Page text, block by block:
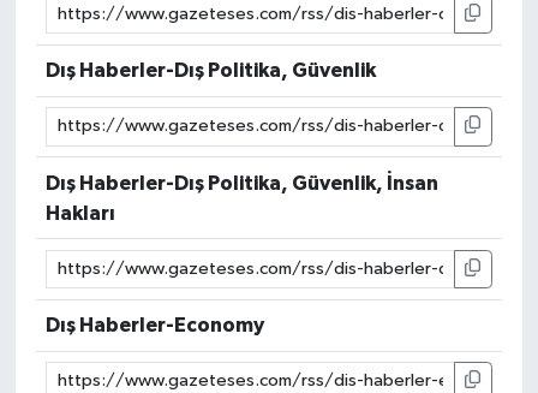
Dış Haberler-Dış Politika, Güvenlik
Dış Haberler-Dış Politika, Güvenlik, İnsan
Hakları
Dış Haberler-Economy